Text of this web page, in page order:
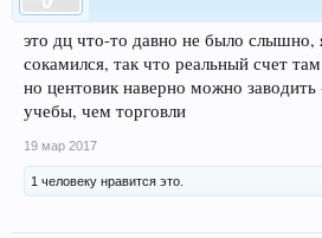
это дц что-то давно не было слышно,
сокамился, так что реальный счет
но центовик наверно можно
учебы, чем торговли
19 мар 2017
1 человеку нравится это.